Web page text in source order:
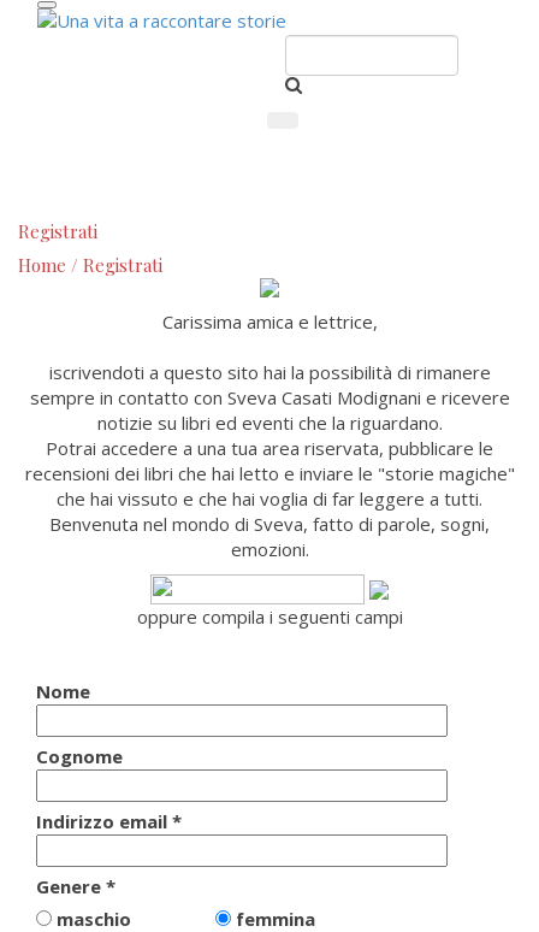
Registrati
Home / Registrati
Carissima amica e lettrice,
iscrivendoti a questo sito hai la possibilità di rimanere
sempre in contatto con Sveva Casati Modignani e ricevere
notizie su libri ed eventi che la riguardano.
Potrai accedere a una tua area riservata, pubblicare le
recensioni dei libri che hai letto e inviare le "storie magiche"
che hai vissuto e che hai voglia di far leggere a tutti.
Benvenuta nel mondo di Sveva, fatto di parole, sogni,
emozioni.
oppure compila i seguenti campi
Nome
Cognome
Indirizzo email *
Genere *
maschio
femmina